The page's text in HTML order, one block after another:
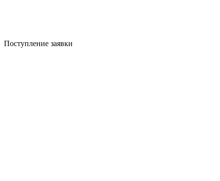
Поступление заявки